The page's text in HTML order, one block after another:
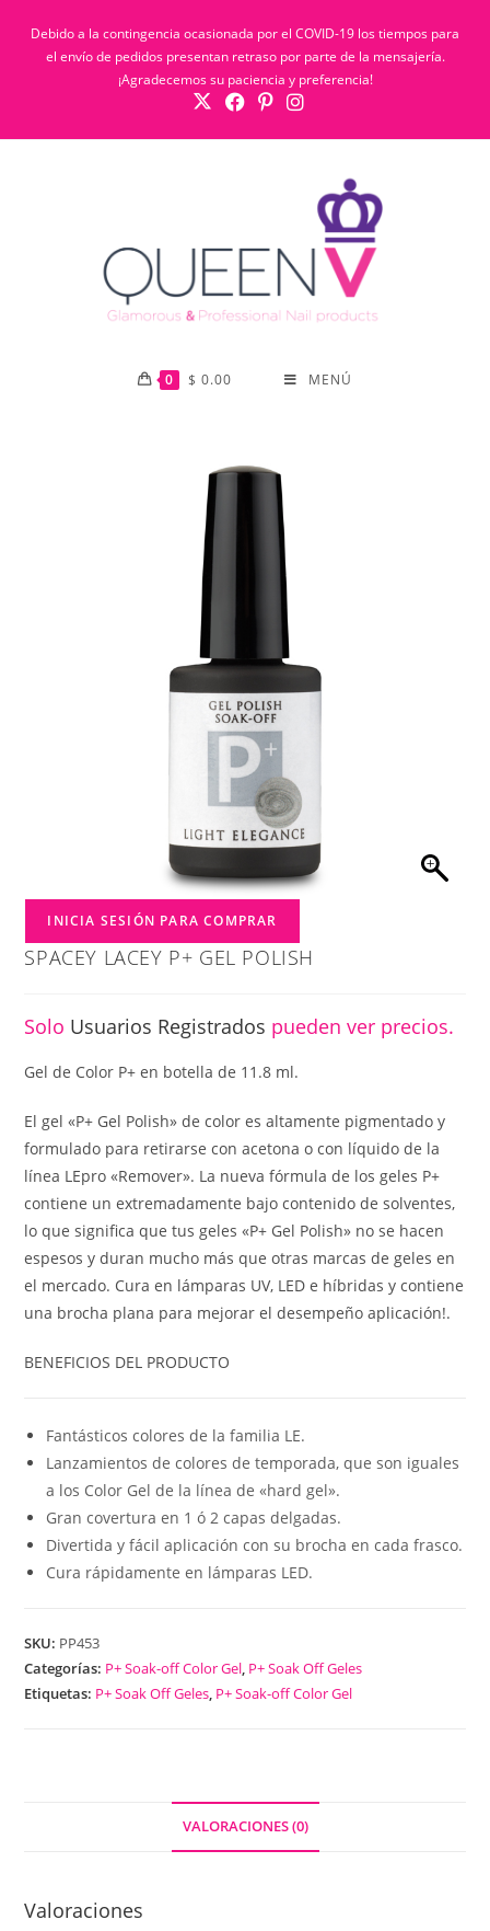
Debido a la contingencia ocasionada por el COVID-19 los tiempos para
el envío de pedidos presentan retraso por parte de la mensajería.
¡Agradecemos su paciencia y preferencia!
0 $ 0.00 MENÚ
INICIA SESIÓN PARA COMPRAR
SPACEY LACEY P+ GEL POLISH
Solo Usuarios Registrados pueden ver precios.
Gel de Color P+ en botella de 11.8 ml.
El gel «P+ Gel Polish» de color es altamente pigmentado y
formulado para retirarse con acetona o con líquido de la
línea LEpro «Remover». La nueva fórmula de los geles P+
contiene un extremadamente bajo contenido de solventes,
lo que significa que tus geles «P+ Gel Polish» no se hacen
espesos y duran mucho más que otras marcas de geles en
el mercado. Cura en lámparas UV, LED e híbridas y contiene
una brocha plana para mejorar el desempeño aplicación!.
BENEFICIOS DEL PRODUCTO
Fantásticos colores de la familia LE.
Lanzamientos de colores de temporada, que son iguales
a los Color Gel de la línea de «hard gel».
Gran covertura en 1 ó 2 capas delgadas.
Divertida y fácil aplicación con su brocha en cada frasco.
Cura rápidamente en lámparas LED.
SKU: PP453
Categorías: P+ Soak-off Color Gel P+ Soak Off Geles
Etiquetas: P+ Soak Off Geles P+ Soak-off Color Gel
VALORACIONES (0)
Valoraciones